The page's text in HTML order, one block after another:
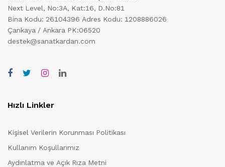
Next Level, No:3A, Kat:16, D.No:81
Bina Kodu: 26104396 Adres Kodu: 1208886026
Çankaya / Ankara PK:06520
destek@sanatkardan.com
Hızlı Linkler
Kişisel Verilerin Korunması Politikası
Kullanım Koşullarımız
Aydınlatma ve Açık Rıza Metni